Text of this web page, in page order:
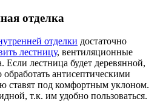
отделка
отделки достаточно
лестницу, вентиляционные
лестница будет деревянной,
антисептическими
ставят под комфортным уклоном.
т.к. им удобно пользоваться.